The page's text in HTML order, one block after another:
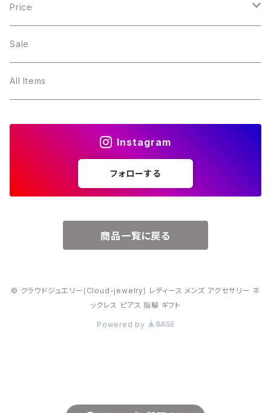
１月・ガーネット
２月・アメジスト
３月・アクアマリン
Price
～5000円
～10000円
Sale
All Items
Instagram
フォローする
商品一覧に戻る
© クラウドジュエリー(Cloud-jewelry) レディース メンズ アクセサリー ネ
ックレス ピアス 指輪 ギフト
Powered by